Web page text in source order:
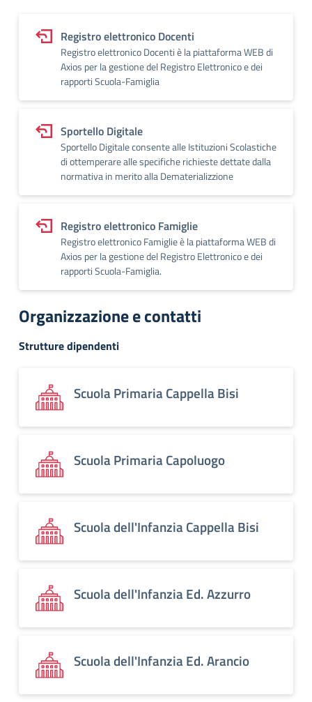
Registro elettronico Docenti
Registro elettronico Docenti è la piattaforma WEB di
Axios per la gestione del Registro Elettronico e dei
rapporti Scuola-Famiglia
Sportello Digitale
Sportello Digitale consente alle Istituzioni Scolastiche
di ottemperare alle specifiche richieste dettate dalla
normativa in merito alla Dematerializzione
Registro elettronico Famiglie
Registro elettronico Famiglie è la piattaforma WEB di
Axios per la gestione del Registro Elettronico e dei
rapporti Scuola-Famiglia.
Organizzazione e contatti
Strutture dipendenti
Scuola Primaria Cappella Bisi
Scuola Primaria Capoluogo
Scuola dell'Infanzia Cappella Bisi
Scuola dell'Infanzia Ed. Azzurro
Scuola dell'Infanzia Ed. Arancio